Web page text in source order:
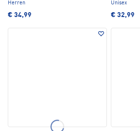
Herren
€ 34,99
Unisex
€ 32,99